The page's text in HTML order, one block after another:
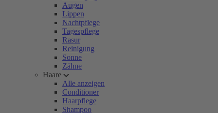
Augen
Lippen
Nachtpflege
Tagespflege
Rasur
Reinigung
Sonne
Zähne
Haare
Alle anzeigen
Conditioner
Haarpflege
Shampoo